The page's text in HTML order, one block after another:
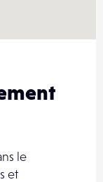
le
et